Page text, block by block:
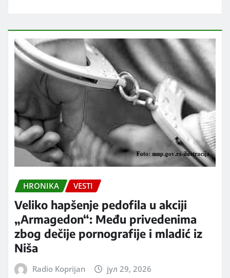
HRONIKA VESTI
Veliko hapšenje pedofila u akciji
„Armagedon“: Među privedenima
zbog dečije pornografije i mladić iz
Niša
Radio Koprijan јул 29, 2026